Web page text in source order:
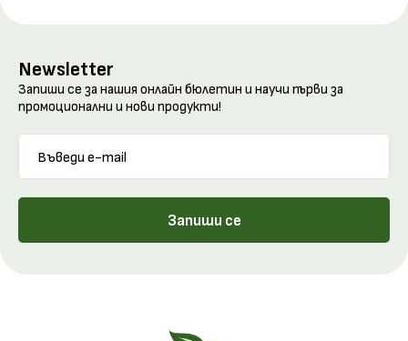
Newsletter
Запиши се за нашия онлайн бюлетин и научи първи за
промоционални и нови продукти!
Запиши се